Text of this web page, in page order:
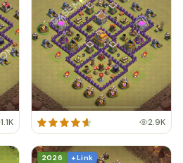
1.1K 2.9K
2026 + Link